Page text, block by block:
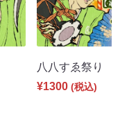
八八すゑ祭り
¥1300 (税込)